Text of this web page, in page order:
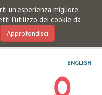
un'esperienza migliore.
l'utilizzo dei cookie da
Approfondisci
ENGLISH